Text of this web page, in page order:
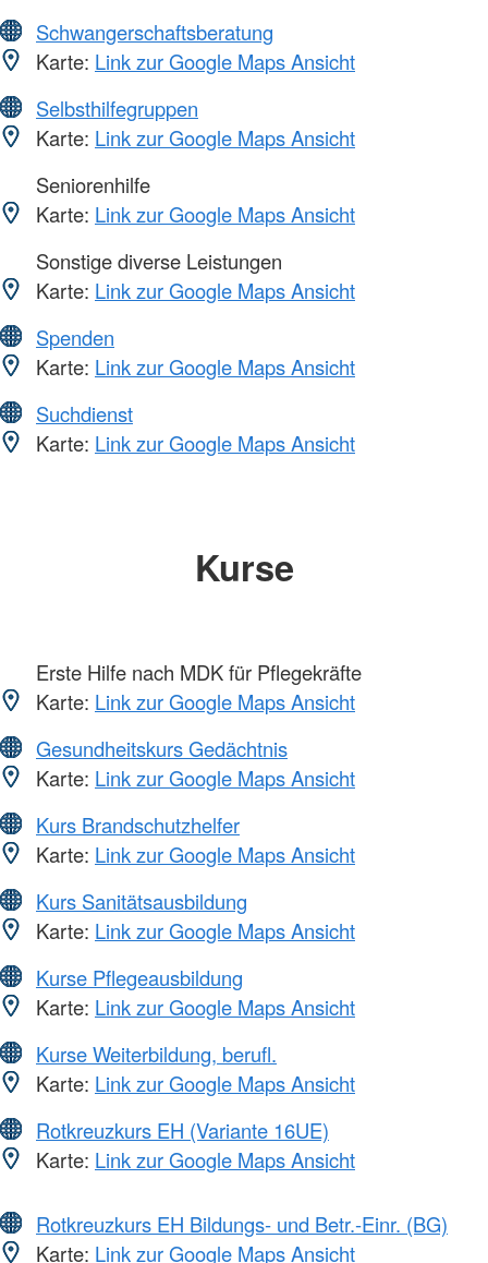
Schwangerschaftsberatung
Karte: Link zur Google Maps Ansicht
Selbsthilfegruppen
Karte: Link zur Google Maps Ansicht
Seniorenhilfe
Karte: Link zur Google Maps Ansicht
Sonstige diverse Leistungen
Karte: Link zur Google Maps Ansicht
Spenden
Karte: Link zur Google Maps Ansicht
Suchdienst
Karte: Link zur Google Maps Ansicht
Kurse
Erste Hilfe nach MDK für Pflegekräfte
Karte: Link zur Google Maps Ansicht
Gesundheitskurs Gedächtnis
Karte: Link zur Google Maps Ansicht
Kurs Brandschutzhelfer
Karte: Link zur Google Maps Ansicht
Kurs Sanitätsausbildung
Karte: Link zur Google Maps Ansicht
Kurse Pflegeausbildung
Karte: Link zur Google Maps Ansicht
Kurse Weiterbildung, berufl.
Karte: Link zur Google Maps Ansicht
Rotkreuzkurs EH (Variante 16UE)
Karte: Link zur Google Maps Ansicht
Rotkreuzkurs EH Bildungs- und Betr.-Einr. (BG)
Karte: Link zur Google Maps Ansicht